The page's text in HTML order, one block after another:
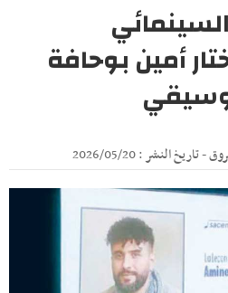
أمين بوحافة
النشر : 2026/05/20